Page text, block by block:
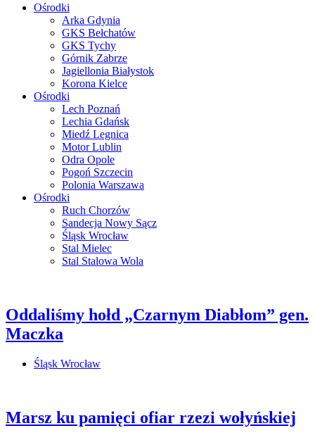
Ośrodki
Arka Gdynia
GKS Bełchatów
GKS Tychy
Górnik Zabrze
Jagiellonia Białystok
Korona Kielce
Ośrodki
Lech Poznań
Lechia Gdańsk
Miedź Legnica
Motor Lublin
Odra Opole
Pogoń Szczecin
Polonia Warszawa
Ośrodki
Ruch Chorzów
Sandecja Nowy Sącz
Śląsk Wrocław
Stal Mielec
Stal Stalowa Wola
Oddaliśmy hołd „Czarnym Diabłom” gen.
Maczka
Śląsk Wrocław
Marsz ku pamięci ofiar rzezi wołyńskiej